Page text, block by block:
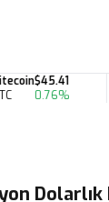
$45.41
0.76%
Dolarlık